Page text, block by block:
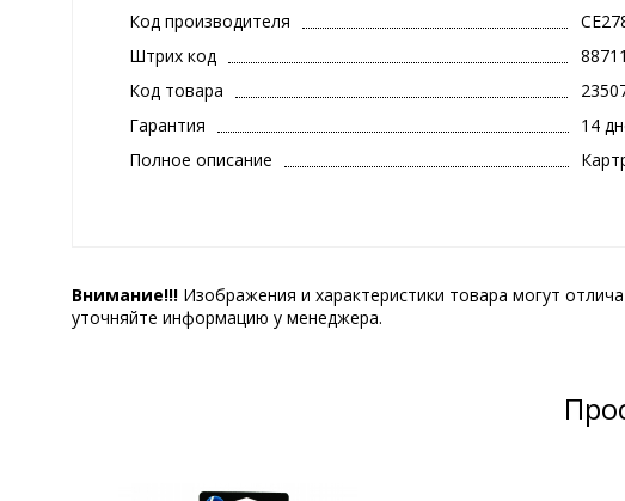
Код производителя
Штрих код
Код товара
Гарантия
14
Полное описание
Внимание!!! Изображения и характеристики товара могут
уточняйте информацию у менеджера.